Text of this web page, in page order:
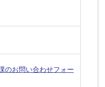
のお問い合わせフォー